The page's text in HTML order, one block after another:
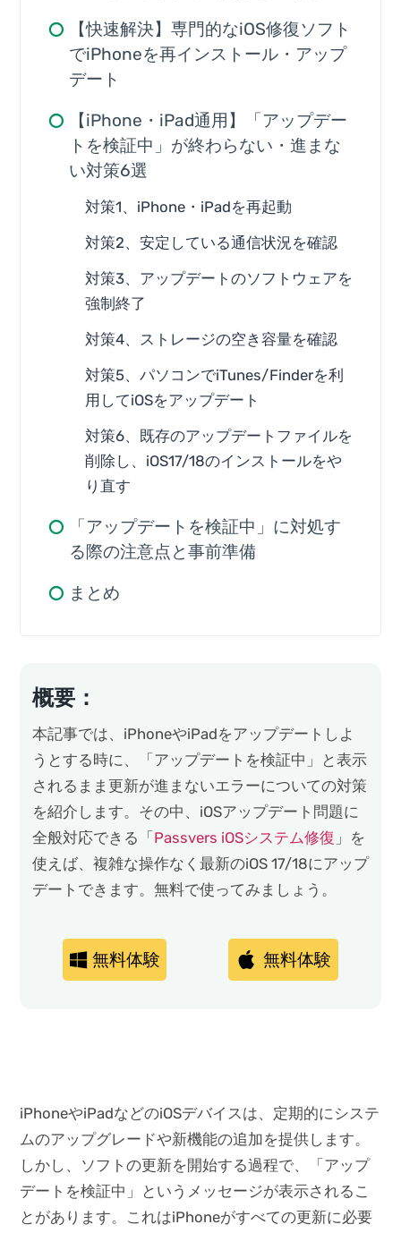
【快速解決】専門的なiOS修復ソフト
でiPhoneを再インストール・アップ
デート
【iPhone・iPad通用】「アップデー
トを検証中」が終わらない・進まな
い対策6選
対策1、iPhone・iPadを再起動
対策2、安定している通信状況を確認
対策3、アップデートのソフトウェアを
強制終了
対策4、ストレージの空き容量を確認
対策5、パソコンでiTunes/Finderを利
用してiOSをアップデート
対策6、既存のアップデートファイルを
削除し、iOS17/18のインストールをや
り直す
「アップデートを検証中」に対処す
る際の注意点と事前準備
まとめ
概要：
本記事では、iPhoneやiPadをアップデートしよ
うとする時に、「アップデートを検証中」と表示
されるまま更新が進まないエラーについての対策
を紹介します。その中、iOSアップデート問題に
全般対応できる「 Passvers iOSシステム修復 」を
使えば、複雑な操作なく最新のiOS 17/18にアップ
デートできます。無料で使ってみましょう。
無料体験 無料体験
iPhoneやiPadなどのiOSデバイスは、定期的にシステ
ムのアップグレードや新機能の追加を提供します。
しかし、ソフトの更新を開始する過程で、「アップ
デートを検証中」というメッセージが表示されるこ
とがあります。これはiPhoneがすべての更新に必要